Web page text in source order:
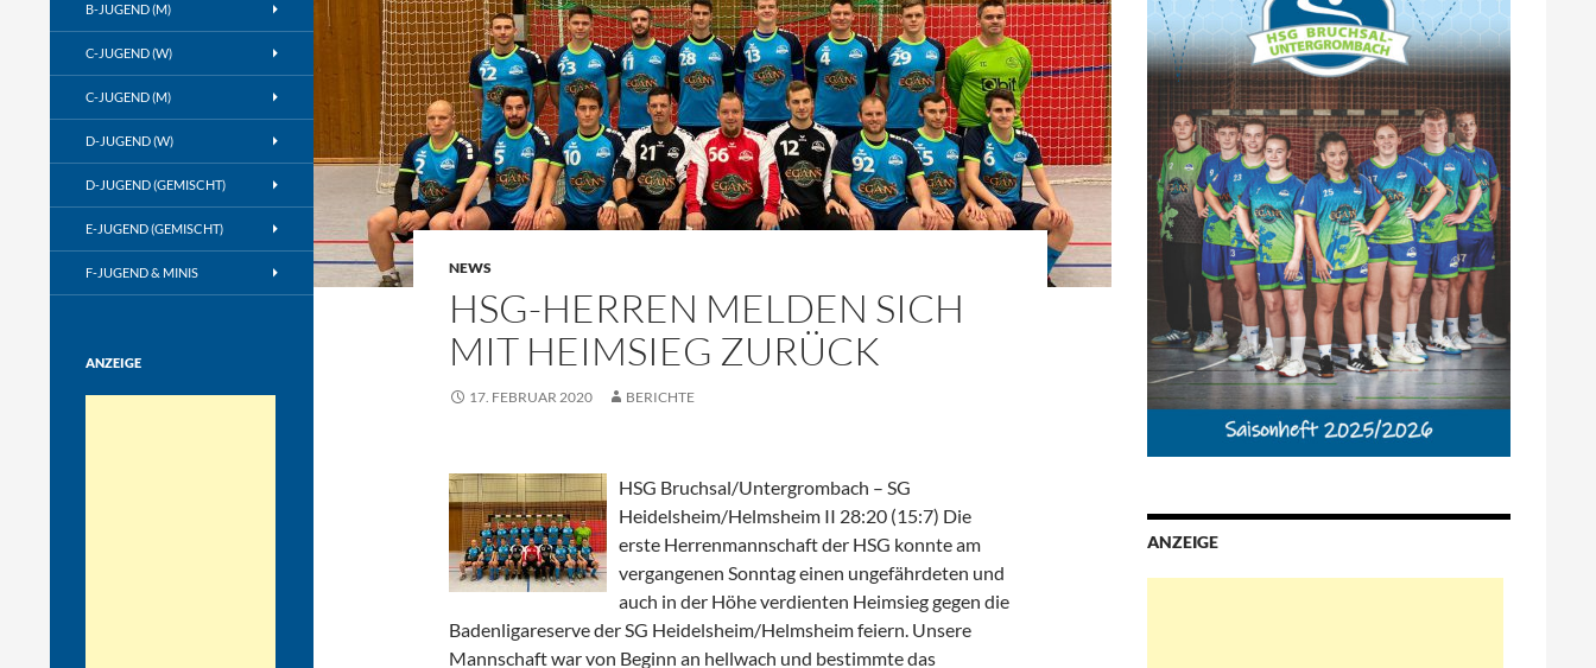
NEWS
HSG-HERREN MELDEN SICH
MIT HEIMSIEG ZURÜCK
17. FEBRUAR 2020 BERICHTE
HSG Bruchsal/Untergrombach – SG
Heidelsheim/Helmsheim II 28:20 (15:7) Die
erste Herrenmannschaft der HSG konnte am
vergangenen Sonntag einen ungefährdeten und
auch in der Höhe verdienten Heimsieg gegen die
Badenligareserve der SG Heidelsheim/Helmsheim feiern. Unsere
Mannschaft war von Beginn an hellwach und bestimmte das
ANZEIGE
B-JUGEND (M)
C-JUGEND (W)
C-JUGEND (M)
D-JUGEND (W)
D-JUGEND (GEMISCHT)
E-JUGEND (GEMISCHT)
F-JUGEND & MINIS
ANZEIGE